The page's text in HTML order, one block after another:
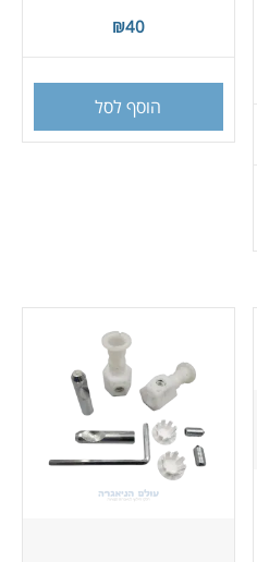
₪40
הוסף לסל